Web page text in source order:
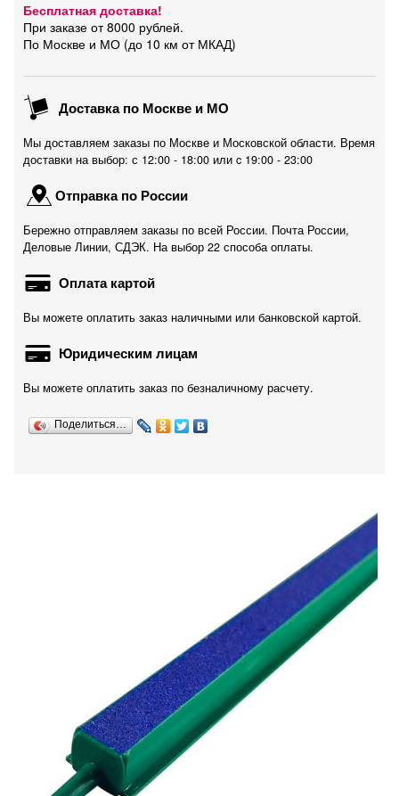
Бесплатная доставка!
При заказе от 8000 рублей.
По Москве и МО (до 10 км от МКАД)
Доставка по Москве и МО
Мы доставляем заказы по Москве и Московской области. Время
доставки на выбор: с 12:00 - 18:00 или c 19:00 - 23:00
Отправка по России
Бережно отправляем заказы по всей России. Почта России,
Деловые Линии, СДЭК. На выбор 22 способа оплаты.
Оплата картой
Вы можете оплатить заказ наличными или банковской картой.
Юридическим лицам
Вы можете оплатить заказ по безналичному расчету.
Поделиться…